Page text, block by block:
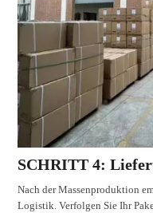
SCHRITT 4:
Nach der Massenproduktion
Logistik. Verfolgen Sie Ihr